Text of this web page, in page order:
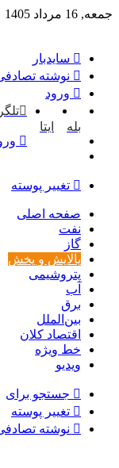
جمعه, 16 مرداد 1405
سایدبار
نوشته
ورود
بله ایتا
تغییر پوسته
صفحه اصلی
نفت
گاز
پالایش و پخش
پتروشیمی
آب
برق
بین‌الملل
اقتصاد کلان
خط ویژه
ویدیو
جستجو برای
تغییر پوسته
نوشته